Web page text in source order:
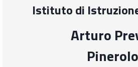
Istituto di
Arturo
Pinerolo